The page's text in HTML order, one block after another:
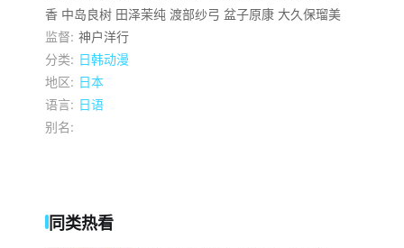
香 中岛良树 田泽茉纯 渡部纱弓 盆子原康 大久保瑠美
监督: 神户洋行
分类: 日韩动漫
地区: 日本
语言: 日语
别名:
同类热看